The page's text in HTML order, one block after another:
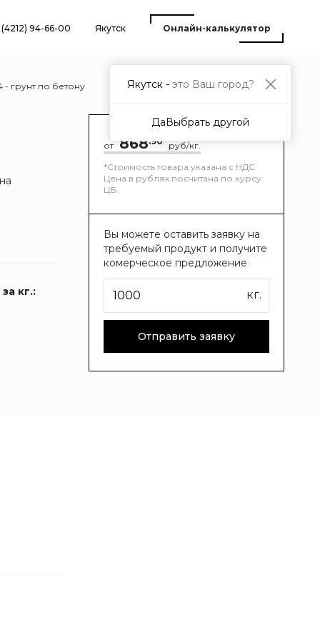
(4212) 94-66-00 Якутск Онлайн-калькулятор
- грунт по бетону
кг.:
от 868.90 руб/кг.
*Стоимость товара указана с НДС.
Цена в рублях посчитана по курсу
ЦБ.
Вы можете оставить заявку на
требуемый продукт и получите
комерческое предложение
кг.
Отправить заявку
Якутск - это Ваш город?
ДаВыбрать другой